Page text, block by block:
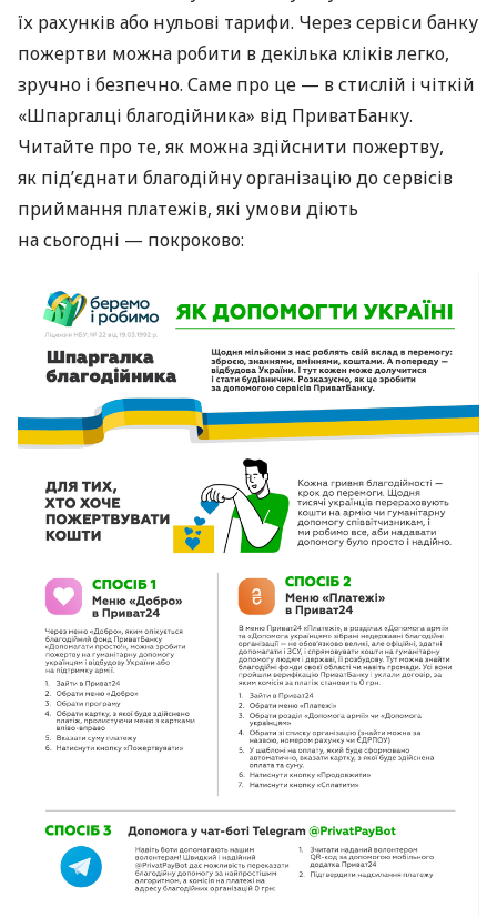
їх рахунків або нульові тарифи. Через сервіси банку
пожертви можна робити в декілька кліків легко,
зручно і безпечно. Саме про це — в стислій і чіткій
«Шпаргалці благодійника» від ПриватБанку.
Читайте про те, як можна здійснити пожертву,
як під’єднати благодійну організацію до сервісів
приймання платежів, які умови діють
на сьогодні — покроково: